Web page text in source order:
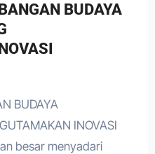
BUDAYA
INOVASI
besar menyadari